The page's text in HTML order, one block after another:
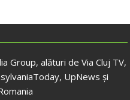
Group, alături de Via Cluj TV,
UpNews și